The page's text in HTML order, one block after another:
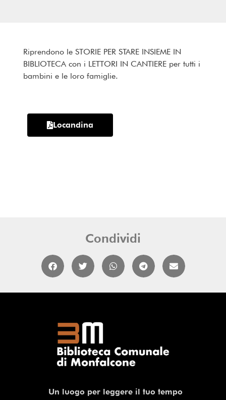
Riprendono le STORIE PER STARE INSIEME IN
BIBLIOTECA con i LETTORI IN CANTIERE per tutti i
bambini e le loro famiglie.
Locandina
Condividi
Un luogo per leggere il tuo tempo